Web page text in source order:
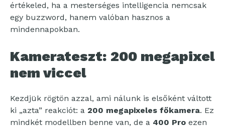
értékeled, ha a mesterséges intelligencia nemcsak
egy buzzword, hanem valóban hasznos a
mindennapokban.
Kamerateszt: 200 megapixel
nem viccel
Kezdjük rögtön azzal, ami nálunk is elsőként váltott
ki „azta” reakciót: a 200 megapixeles főkamera. Ez
mindkét modellben benne van, de a 400 Pro ezen